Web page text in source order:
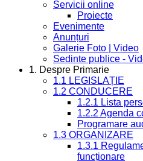
Servicii online
Proiecte
Evenimente
Anunțuri
Galerie Foto | Video
Sedinte publice -
1. Despre Primarie
1.1 LEGISLAȚIE
1.2 CONDUCERE
1.2.1 Lista
1.2.2 Agenda
Programare
1.3 ORGANIZARE
1.3.1
funcționare